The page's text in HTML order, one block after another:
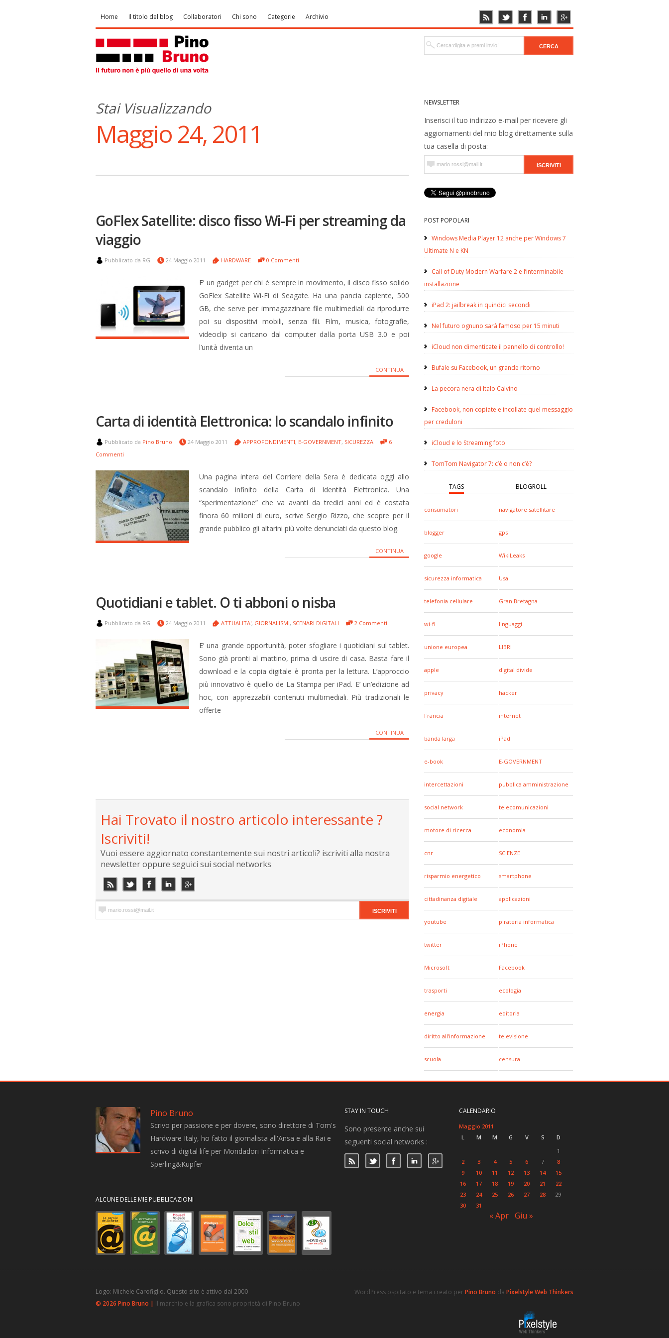
Home Il titolo del blog Collaboratori Chi sono Categorie Archivio
NEWSLETTER
Inserisci il tuo indirizzo e-mail per ricevere gli
aggiornamenti del mio blog direttamente sulla
tua casella di posta:
POST POPOLARI
Windows Media Player 12 anche per Windows 7
Ultimate N e KN
Call of Duty Modern Warfare 2 e l’interminabile
installazione
iPad 2: jailbreak in quindici secondi
Nel futuro ognuno sarà famoso per 15 minuti
iCloud non dimenticate il pannello di controllo!
Bufale su Facebook, un grande ritorno
La pecora nera di Italo Calvino
Facebook, non copiate e incollate quel messaggio
per creduloni
iCloud e lo Streaming foto
TomTom Navigator 7: c’è o non c’è?
TAGS BLOGROLL
consumatori navigatore satellitare
blogger gps
google WikiLeaks
sicurezza informatica Usa
telefonia cellulare Gran Bretagna
wi-fi linguaggi
unione europea LIBRI
apple digital divide
privacy hacker
Francia internet
banda larga iPad
e-book E-GOVERNMENT
intercettazioni pubblica amministrazione
social network telecomunicazioni
motore di ricerca economia
cnr SCIENZE
risparmio energetico smartphone
cittadinanza digitale applicazioni
youtube pirateria informatica
twitter iPhone
Microsoft Facebook
trasporti ecologia
energia editoria
diritto all'informazione televisione
scuola censura
Stai Visualizzando
Maggio 24, 2011
GoFlex Satellite: disco fisso Wi-Fi per streaming da
viaggio
Pubblicato da RG 24 Maggio 2011 HARDWARE 0 Commenti
E’ un gadget per chi è sempre in movimento, il disco fisso solido
GoFlex Satellite Wi-Fi di Seagate. Ha una pancia capiente, 500
GB, che serve per immagazzinare file multimediali da riprodurre
poi su dispositivi mobili, senza fili. Film, musica, fotografie,
videoclip si caricano dal computer dalla porta USB 3.0 e poi
l’unità diventa un
CONTINUA
Carta di identità Elettronica: lo scandalo infinito
Pubblicato da Pino Bruno 24 Maggio 2011 APPROFONDIMENTI, E-GOVERNMENT, SICUREZZA
6
Commenti
Una pagina intera del Corriere della Sera è dedicata oggi allo
scandalo infinito della Carta di Identità Elettronica. Una
“sperimentazione” che va avanti da tredici anni ed è costata
finora 60 milioni di euro, scrive Sergio Rizzo, che scopre per il
grande pubblico gli altarini più volte denunciati da questo blog.
CONTINUA
Quotidiani e tablet. O ti abboni o nisba
Pubblicato da RG 24 Maggio 2011 ATTUALITA', GIORNALISMI, SCENARI DIGITALI 2 Commenti
E’ una grande opportunità, poter sfogliare i quotidiani sul tablet.
Sono già pronti al mattino, prima di uscire di casa. Basta fare il
download e la copia digitale è pronta per la lettura. L’approccio
più innovativo è quello de La Stampa per iPad. E’ un’edizione ad
hoc, con apprezzabili contenuti multimediali. Più tradizionali le
offerte
CONTINUA
Hai Trovato il nostro articolo interessante ?
Iscriviti!
Vuoi essere aggiornato constantemente sui nostri articoli? iscriviti alla nostra
newsletter oppure seguici sui social networks
Pino Bruno
Scrivo per passione e per dovere, sono direttore di Tom's
Hardware Italy, ho fatto il giornalista all'Ansa e alla Rai e
scrivo di digital life per Mondadori Informatica e
Sperling&Kupfer
ALCUNE DELLE MIE PUBBLICAZIONI
STAY IN TOUCH
Sono presente anche sui
seguenti social networks :
CALENDARIO
Maggio 2011
L
M M G V S
D
1
2
3 4 5 6 7
8
9
10 11 12 13 14
15
16
17 18 19 20 21
22
23
24 25 26 27 28
29
30
31
« Apr Giu »
WordPress ospitato e tema creato perPino Bruno da Pixelstyle Web Thinkers
Logo: Michele Carofiglio. Questo sito è attivo dal 2000
© 2026 Pino Bruno | Il marchio e la grafica sono proprietà di Pino Bruno